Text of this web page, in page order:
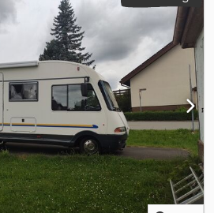
Stabilitätsprogramm (ESP),
, Dethleffs Trend I 7057 EBL
Ausstattung, sofort startklar ---- *
I 7057 EBL * Fahrwerk: Fiat
kg) * Motor: 2,2 l Multijet *
3.850kg ----Ausstattungshighlights
) * Klimaautomatik * TV-Außendose *
starr * Fahrradträger (
* Clesana WC * Markise ----
Gerne vor Ort in Dülmen-Hiddingsel.
Terminvereinbarung möglich.----
15 * 48249 Dülmen ----